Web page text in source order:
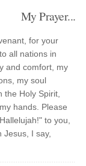
My Prayer...
for your
all nations in
and comfort, my
my soul
Holy Spirit,
hands. Please
to you,
I say,